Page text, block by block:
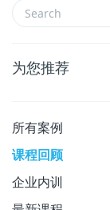
为您推荐
所有案例
课程回顾
企业内训